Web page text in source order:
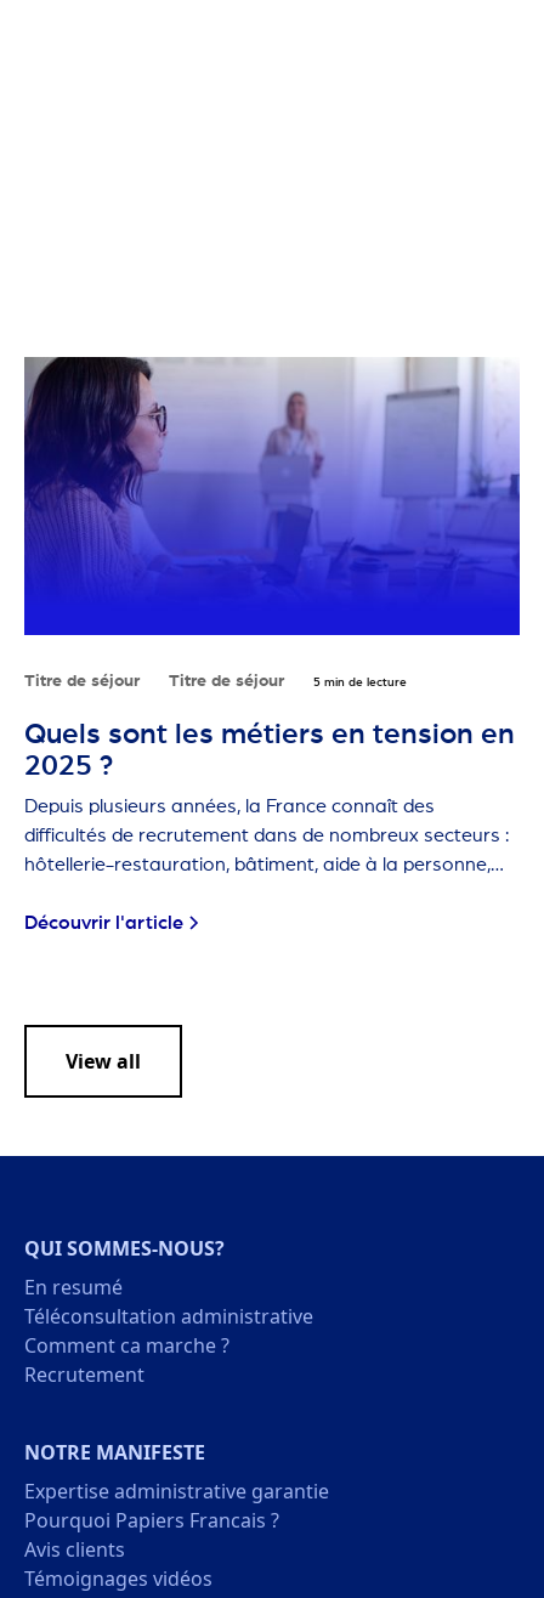
Titre de séjour Titre de séjour 5 min de lecture
Quels sont les métiers en tension en
2025 ?
Depuis plusieurs années, la France connaît des
difficultés de recrutement dans de nombreux secteurs :
hôtellerie-restauration, bâtiment, aide à la personne,
employeurs ont de plus en plus de mal à trouver des
Découvrir l'article
View all
QUI SOMMES-NOUS?
En resumé
Téléconsultation administrative
Comment ca marche ?
Recrutement
NOTRE MANIFESTE
Expertise administrative garantie
Pourquoi Papiers Francais ?
Avis clients
Témoignages vidéos